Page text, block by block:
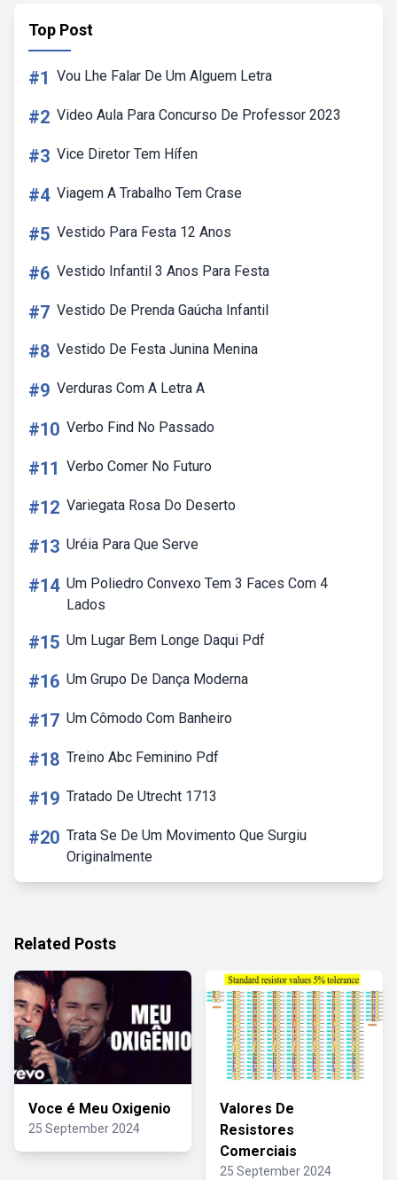
Top Post
#1 Vou Lhe Falar De Um Alguem Letra
#2 Video Aula Para Concurso De Professor 2023
#3 Vice Diretor Tem Hífen
#4 Viagem A Trabalho Tem Crase
#5 Vestido Para Festa 12 Anos
#6 Vestido Infantil 3 Anos Para Festa
#7 Vestido De Prenda Gaúcha Infantil
#8 Vestido De Festa Junina Menina
#9 Verduras Com A Letra A
#10 Verbo Find No Passado
#11 Verbo Comer No Futuro
#12 Variegata Rosa Do Deserto
#13 Uréia Para Que Serve
#14 Um Poliedro Convexo Tem 3 Faces Com 4
Lados
#15 Um Lugar Bem Longe Daqui Pdf
#16 Um Grupo De Dança Moderna
#17 Um Cômodo Com Banheiro
#18 Treino Abc Feminino Pdf
#19 Tratado De Utrecht 1713
#20 Trata Se De Um Movimento Que Surgiu
Originalmente
Related Posts
Voce é Meu Oxigenio
25 September 2024
Valores De
Resistores
Comerciais
25 September 2024